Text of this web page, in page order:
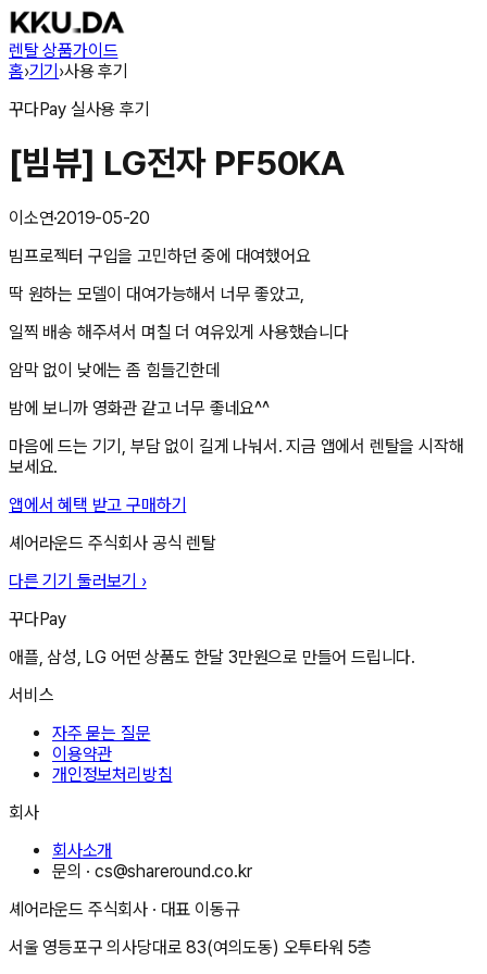
렌탈 상품가이드
홈›기기›사용 후기
꾸다Pay 실사용 후기
[빔뷰] LG전자 PF50KA
이소연·2019-05-20
빔프로젝터 구입을 고민하던 중에 대여했어요
딱 원하는 모델이 대여가능해서 너무 좋았고,
일찍 배송 해주셔서 며칠 더 여유있게 사용했습니다
암막 없이 낮에는 좀 힘들긴한데
밤에 보니까 영화관 같고 너무 좋네요^^
마음에 드는 기기, 부담 없이 길게 나눠서. 지금 앱에서 렌탈을 시작해
보세요.
앱에서 혜택 받고 구매하기
셰어라운드 주식회사 공식 렌탈
다른 기기 둘러보기 ›
꾸다Pay
애플, 삼성, LG 어떤 상품도 한달 3만원으로 만들어 드립니다.
서비스
자주 묻는 질문
이용약관
개인정보처리방침
회사
회사소개
문의 ·cs@shareround.co.kr
셰어라운드 주식회사 · 대표 이동규
서울 영등포구 의사당대로 83(여의도동) 오투타워 5층